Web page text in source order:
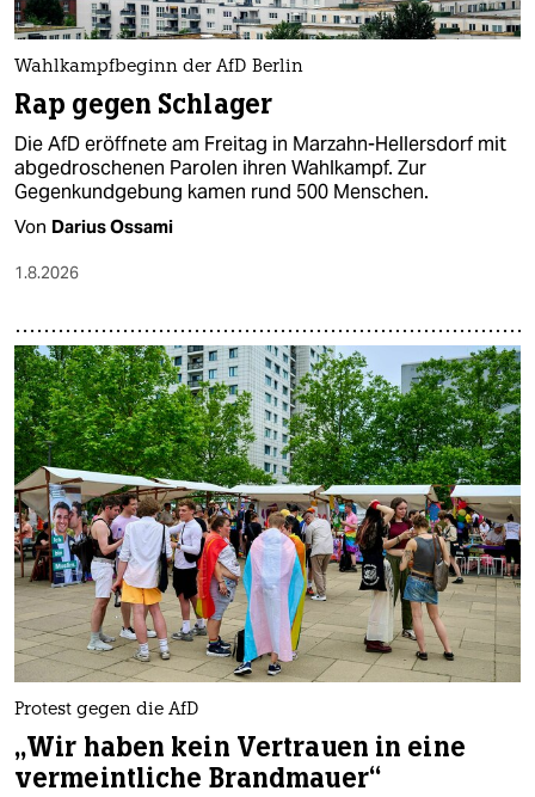
Wahlkampfbeginn der AfD Berlin
Rap gegen Schlager
Die AfD eröffnete am Freitag in Marzahn-Hellersdorf mit
abgedroschenen Parolen ihren Wahlkampf. Zur
Gegenkundgebung kamen rund 500 Menschen.
Von Darius Ossami
1.8.2026
Protest gegen die AfD
„Wir haben kein Vertrauen in eine
vermeintliche Brandmauer“